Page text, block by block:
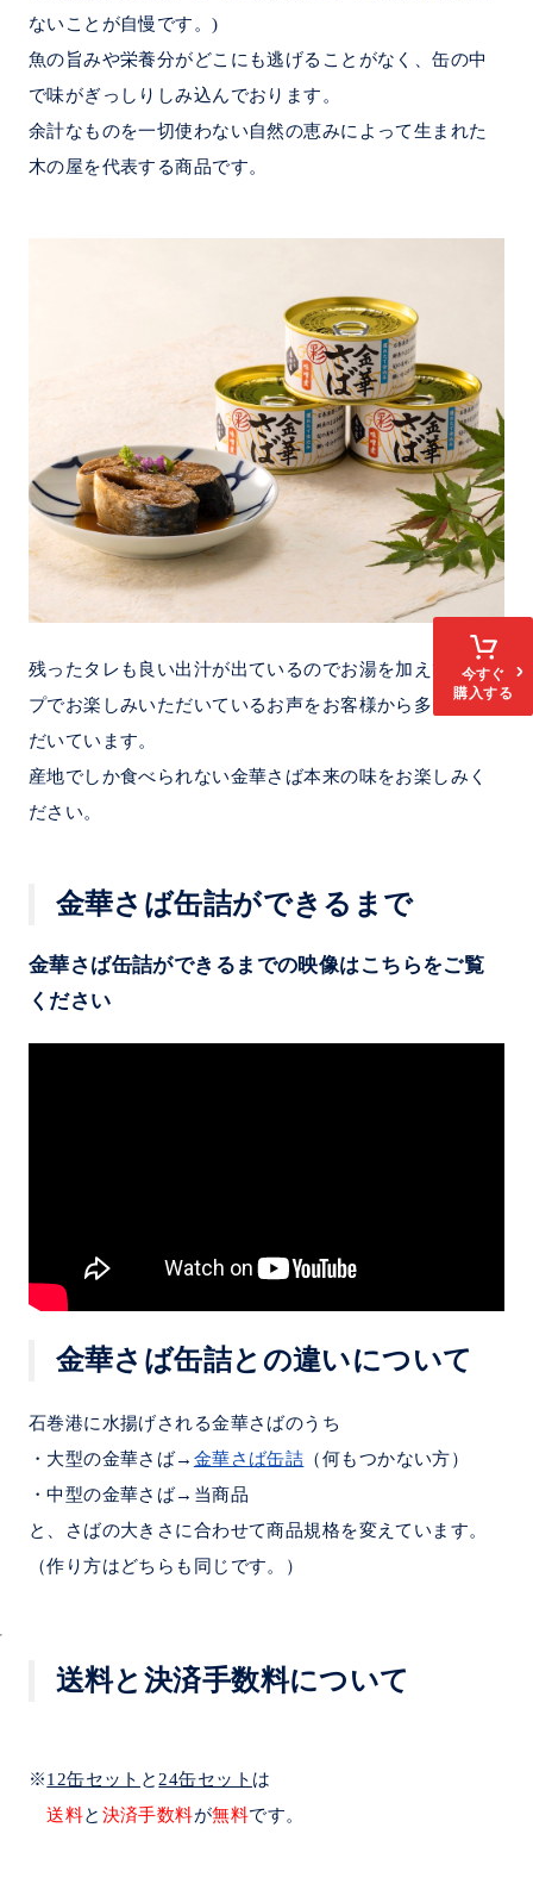
ないことが自慢です。)
魚の旨みや栄養分がどこにも逃げることがなく、缶の中
で味がぎっしりしみ込んでおります。
余計なものを一切使わない自然の恵みによって生まれた
木の屋を代表する商品です。
残ったタレも良い出汁が出ているのでお湯を加えてスー
プでお楽しみいただいているお声をお客様から多くいた
だいています。
産地でしか食べられない金華さば本来の味をお楽しみく
ださい。
金華さば缶詰ができるまで
金華さば缶詰ができるまでの映像はこちらをご覧
ください
金華さば缶詰との違いについて
石巻港に水揚げされる金華さばのうち
・大型の金華さば→ 金華さば缶詰 （何もつかない方）
・中型の金華さば→当商品
と、さばの大きさに合わせて商品規格を変えています。
（作り方はどちらも同じです。）
送料と決済手数料について
※12缶セット と 24缶セット は
送料と 決済手数料が無料です。
今すぐ
購入する